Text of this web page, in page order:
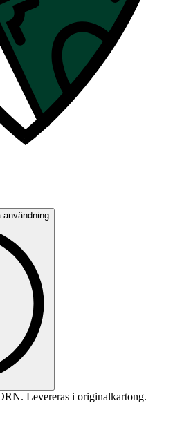
användning
Levereras i originalkartong.